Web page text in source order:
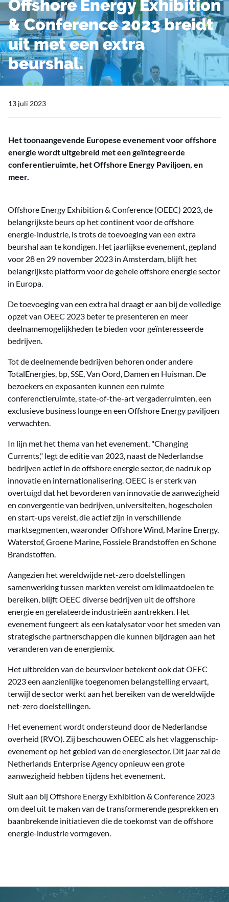
Offshore Energy Exhibition
& Conference 2023 breidt
uit met een extra
beurshal.
13 juli 2023
Het toonaangevende Europese evenement voor offshore
energie wordt uitgebreid met een geïntegreerde
conferentieruimte, het Offshore Energy Paviljoen, en
meer.
Offshore Energy Exhibition & Conference (OEEC) 2023, de
belangrijkste beurs op het continent voor de offshore
energie-industrie, is trots de toevoeging van een extra
beurshal aan te kondigen. Het jaarlijkse evenement, gepland
voor 28 en 29 november 2023 in Amsterdam, blijft het
belangrijkste platform voor de gehele offshore energie sector
in Europa.
De toevoeging van een extra hal draagt er aan bij de volledige
opzet van OEEC 2023 beter te presenteren en meer
deelnamemogelijkheden te bieden voor geïnteresseerde
bedrijven.
Tot de deelnemende bedrijven behoren onder andere
TotalEnergies, bp, SSE, Van Oord, Damen en Huisman. De
bezoekers en exposanten kunnen een ruimte
conferenctieruimte, state-of-the-art vergaderruimten, een
exclusieve business lounge en een Offshore Energy paviljoen
verwachten.
In lijn met het thema van het evenement, "Changing
Currents," legt de editie van 2023, naast de Nederlandse
bedrijven actief in de offshore energie sector, de nadruk op
innovatie en internationalisering. OEEC is er sterk van
overtuigd dat het bevorderen van innovatie de aanwezigheid
en convergentie van bedrijven, universiteiten, hogescholen
en start-ups vereist, die actief zijn in verschillende
marktsegmenten, waaronder Offshore Wind, Marine Energy,
Waterstof, Groene Marine, Fossiele Brandstoffen en Schone
Brandstoffen.
Aangezien het wereldwijde net-zero doelstellingen
samenwerking tussen markten vereist om klimaatdoelen te
bereiken, blijft OEEC diverse bedrijven uit de offshore
energie en gerelateerde industrieën aantrekken. Het
evenement fungeert als een katalysator voor het smeden van
strategische partnerschappen die kunnen bijdragen aan het
veranderen van de energiemix.
Het uitbreiden van de beursvloer betekent ook dat OEEC
2023 een aanzienlijke toegenomen belangstelling ervaart,
terwijl de sector werkt aan het bereiken van de wereldwijde
net-zero doelstellingen.
Het evenement wordt ondersteund door de Nederlandse
overheid (RVO). Zij beschouwen OEEC als het vlaggenschip-
evenement op het gebied van de energiesector. Dit jaar zal de
Netherlands Enterprise Agency opnieuw een grote
aanwezigheid hebben tijdens het evenement.
Sluit aan bij Offshore Energy Exhibition & Conference 2023
om deel uit te maken van de transformerende gesprekken en
baanbrekende initiatieven die de toekomst van de offshore
energie-industrie vormgeven.